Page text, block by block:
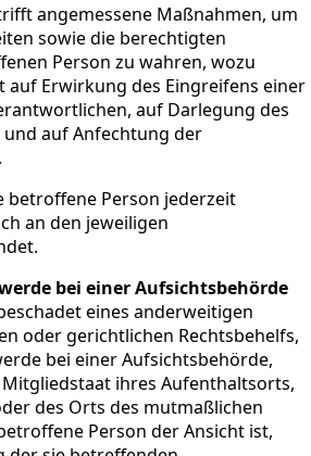
angemessene Maßnahmen, um
sowie die berechtigten
Person zu wahren, wozu
auf Erwirkung des Eingreifens einer
auf Darlegung des
auf Anfechtung der
betroffene Person jederzeit
an den jeweiligen
bei einer Aufsichtsbehörde
eines anderweitigen
oder gerichtlichen Rechtsbehelfs,
bei einer Aufsichtsbehörde,
ihres Aufenthaltsorts,
des Orts des mutmaßlichen
Person der Ansicht ist,